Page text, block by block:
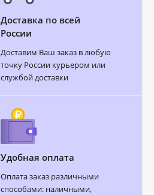
Доставка по всей
России
Доставим Ваш заказ в любую
точку России курьером или
службой доставки
Удобная оплата
Оплата заказ различными
способами: наличными,